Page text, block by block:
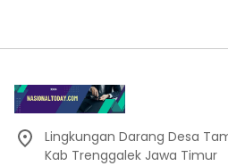
Lingkungan Darang Desa
Kab Trenggalek Jawa Timur